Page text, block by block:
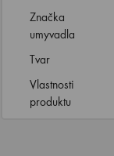
Značka
umyvadla
Tvar
Vlastnosti
produktu